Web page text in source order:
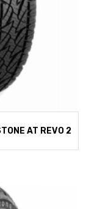
AT REVO 2